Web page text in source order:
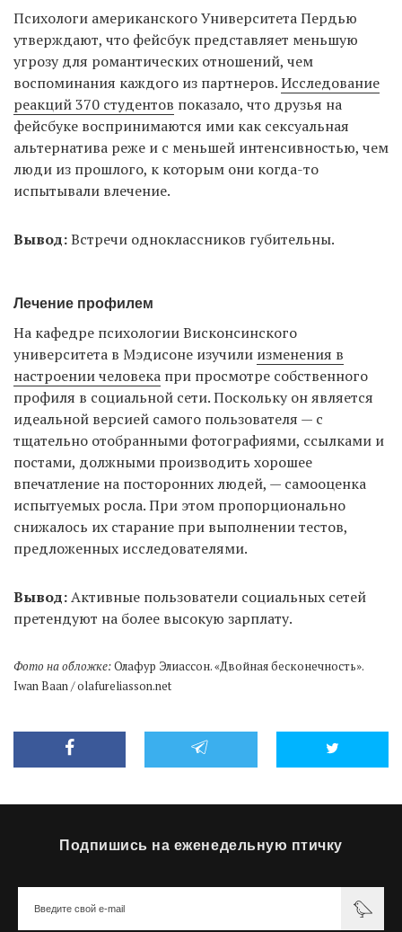
Психологи американского Университета Пердью
утверждают, что фейсбук представляет меньшую
угрозу для романтических отношений, чем
воспоминания каждого из партнеров.Исследование
реакций 370 студентов показало, что друзья на
фейсбуке воспринимаются ими как сексуальная
альтернатива реже и с меньшей интенсивностью, чем
люди из прошлого, к которым они когда-то
испытывали влечение.
Вывод:Встречи одноклассников губительны.
Лечение профилем
На кафедре психологии Висконсинского
университета в Мэдисоне изучили изменения в
настроении человека при просмотре собственного
профиля в социальной сети. Поскольку он является
идеальной версией самого пользователя — с
тщательно отобранными фотографиями, ссылками и
постами, должными производить хорошее
впечатление на посторонних людей, — самооценка
испытуемых росла. При этом пропорционально
снижалось их старание при выполнении тестов,
предложенных исследователями.
Вывод:Активные пользователи социальных сетей
претендуют на более высокую зарплату.
Фото на обложке:Олафур Элиассон. «Двойная бесконечность».
Iwan Baan / olafureliasson.net
Подпишись на еженедельную птичку